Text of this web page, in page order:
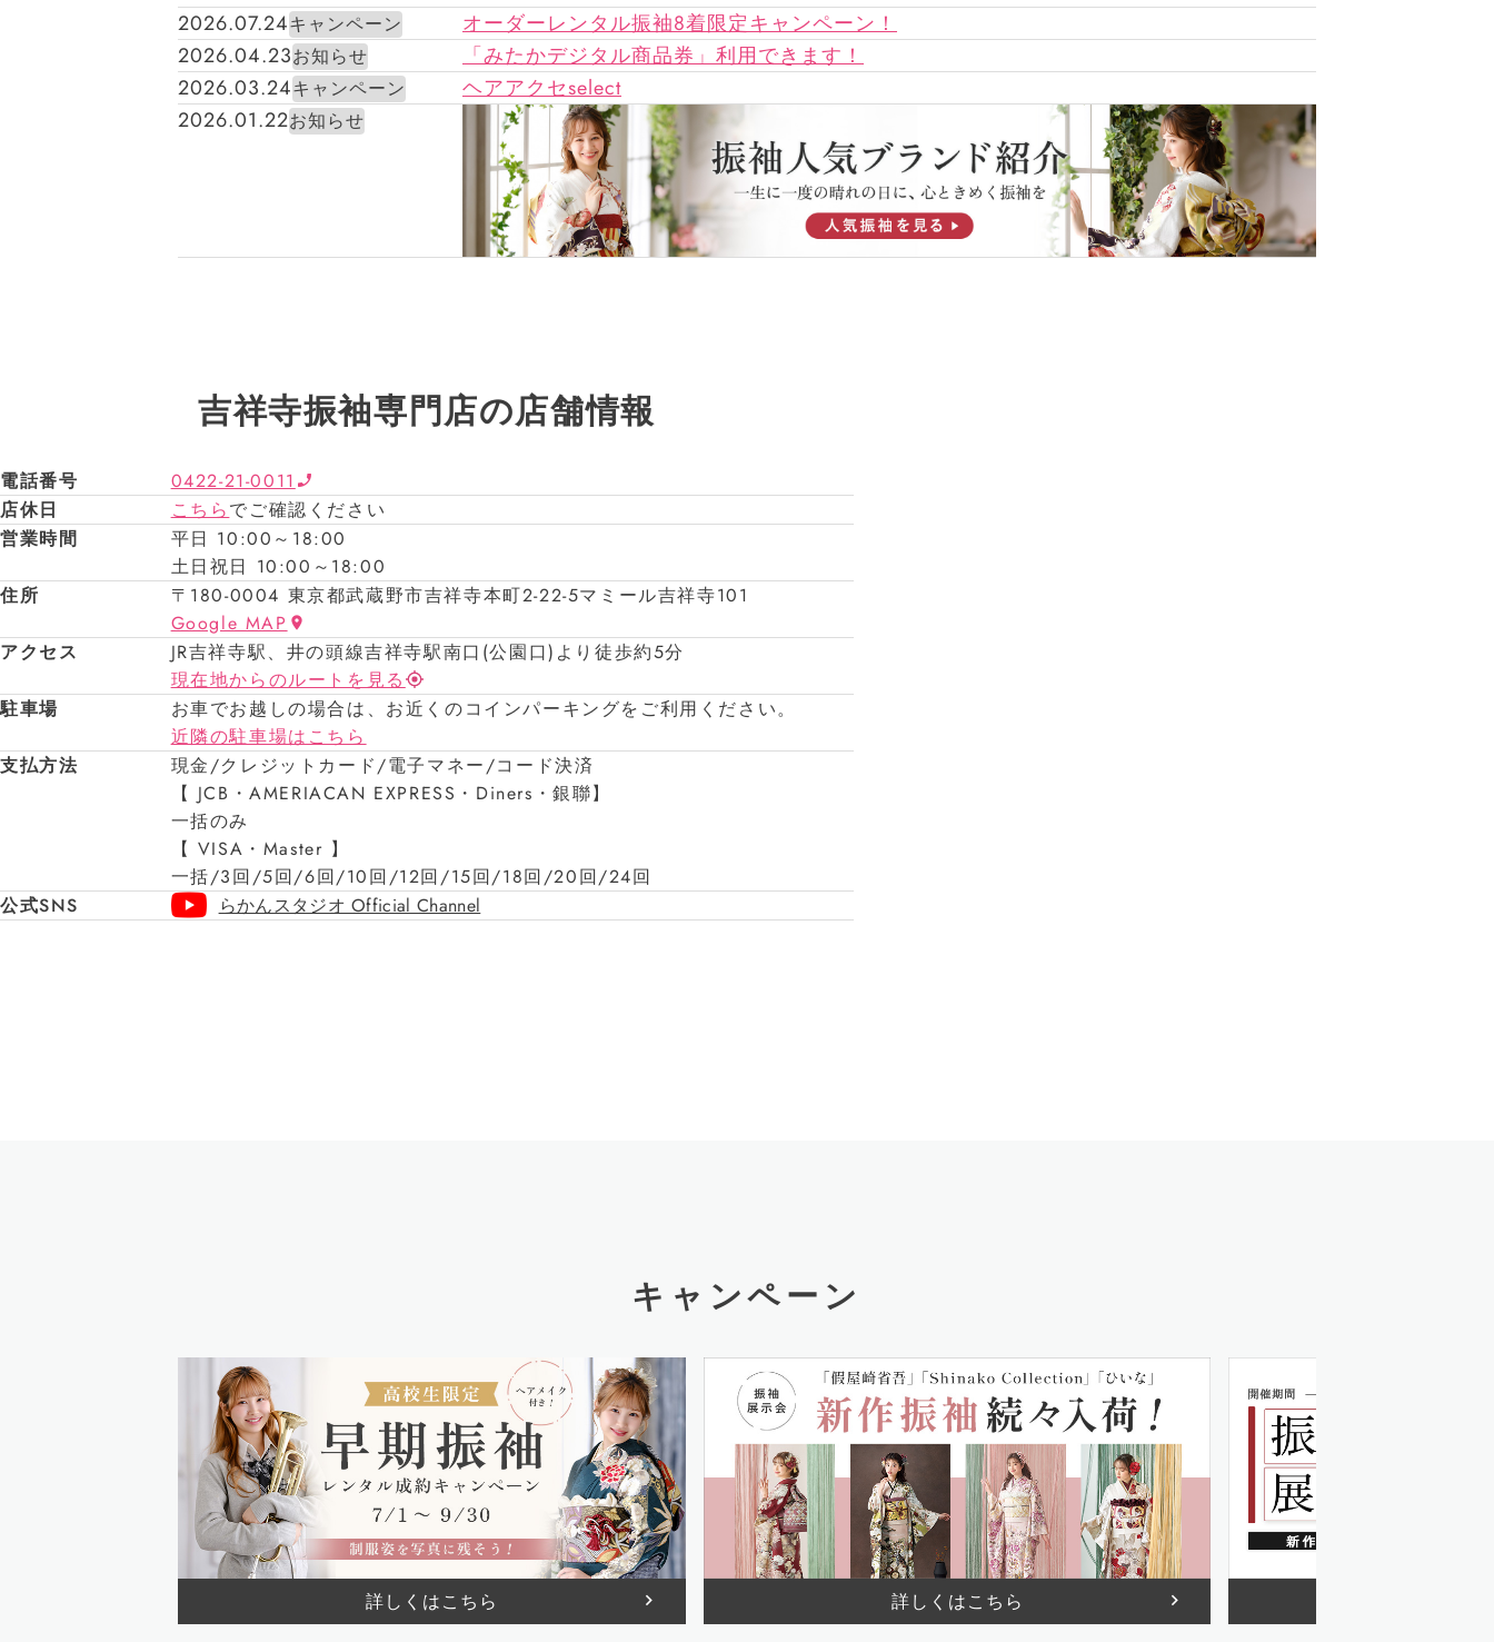
2026.07.24キャンペーン
オーダーレンタル振袖8着限定キャンペーン！
2026.04.23お知らせ
「みたかデジタル商品券」利用できます！
2026.03.24キャンペーン
ヘアアクセselect
2026.01.22お知らせ
吉祥寺振袖専門店の店舗情報
電話番号
0422-21-0011
店休日
こちらでご確認ください
営業時間
平日 10:00～18:00
土日祝日 10:00～18:00
住所
〒180-0004 東京都武蔵野市吉祥寺本町2-22-5マミール吉祥寺101
Google MAP
アクセス
JR吉祥寺駅、井の頭線吉祥寺駅南口(公園口)より徒歩約5分
現在地からのルートを見る
駐車場
お車でお越しの場合は、お近くのコインパーキングをご利用ください。
近隣の駐車場はこちら
支払方法
現金/クレジットカード/電子マネー/コード決済
【 JCB・AMERIACAN EXPRESS・Diners・銀聯】
一括のみ
【 VISA・Master 】
一括/3回/5回/6回/10回/12回/15回/18回/20回/24回
公式SNS
らかんスタジオ Official Channel
キャンペーン
詳しくはこちら 詳しくはこちら